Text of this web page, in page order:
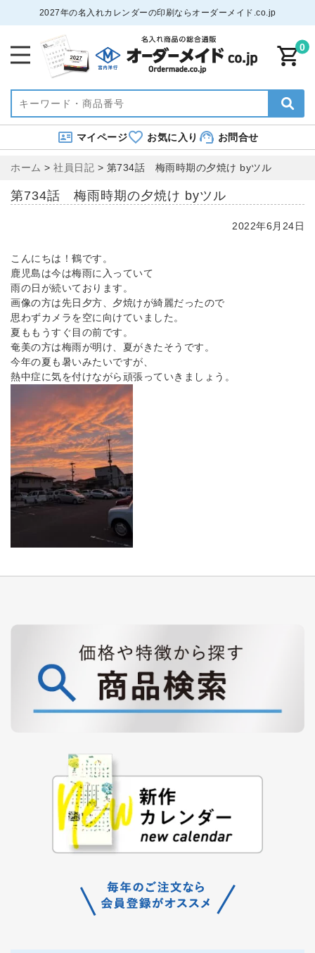
2027年の名入れカレンダーの印刷ならオーダーメイド.co.jp
0
マイページ お気に入り お問合せ
ホーム > 社員日記 > 第734話 梅雨時期の夕焼け byツル
第734話 梅雨時期の夕焼け byツル
2022年6月24日
こんにちは！鶴です。
鹿児島は今は梅雨に入っていて
雨の日が続いております。
画像の方は先日夕方、夕焼けが綺麗だったので
思わずカメラを空に向けていました。
夏ももうすぐ目の前です。
奄美の方は梅雨が明け、夏がきたそうです。
今年の夏も暑いみたいですが、
熱中症に気を付けながら頑張っていきましょう。